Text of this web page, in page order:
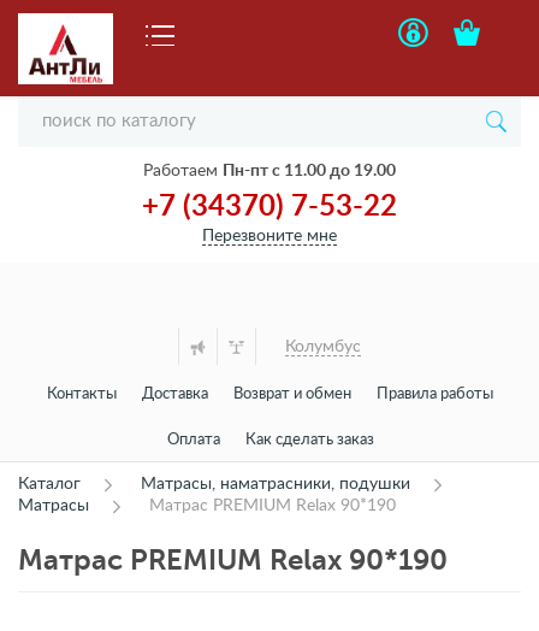
Работаем Пн-пт с 11.00 до 19.00
+7 (34370) 7-53-22
Перезвоните мне
Колумбус
Контакты Доставка Возврат и обмен Правила работы
Оплата Как сделать заказ
Каталог
Матрасы, наматрасники, подушки
Матрасы
Матрас PREMIUM Relax 90*190
Матрас PREMIUM Relax 90*190